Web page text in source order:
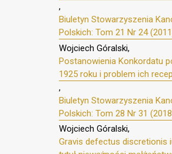
,
Biuletyn Stowarzyszenia
Polskich: Tom 21 Nr 24
Wojciech Góralski,
Postanowienia Konkordatu
1925 roku i problem ich
,
Biuletyn Stowarzyszenia
Polskich: Tom 28 Nr 31
Wojciech Góralski,
Gravis defectus discretionis